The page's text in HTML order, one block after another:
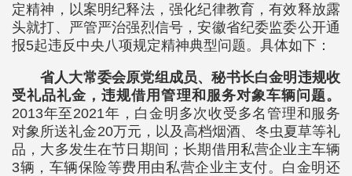
定精神，以案明纪释法，强化纪律教育，有效释放露
头就打、严管严治强烈信号，安徽省纪委监委公开通
报5起违反中央八项规定精神典型问题。具体如下：
省人大常委会原党组成员、秘书长白金明违规收
受礼品礼金，违规借用管理和服务对象车辆问题。
2013年至2021年，白金明多次收受多名管理和服务
对象所送礼金20万元，以及高档烟酒、冬虫夏草等礼
品，大多发生在节日期间；长期借用私营企业主车辆
3辆，车辆保险等费用由私营企业主支付。白金明还